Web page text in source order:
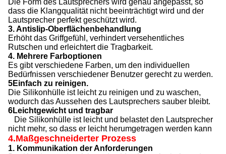
Die Form des Lautsprechers wird genau angepasst, so
dass die Klangqualität nicht beeinträchtigt wird und der
Lautsprecher perfekt geschützt wird.
3. Antislip-Oberflächenbehandlung
Erhöht das Griffgefühl, verhindert versehentliches
Rutschen und erleichtert die Tragbarkeit.
4. Mehrere Farboptionen
Es gibt verschiedene Farben, um den individuellen
Bedürfnissen verschiedener Benutzer gerecht zu werden.
5Einfach zu reinigen.
Die Silikonhülle ist leicht zu reinigen und zu waschen,
wodurch das Aussehen des Lautsprechers sauber bleibt.
6Leichtgewicht und tragbar
Die Silikonhülle ist leicht und belastet den Lautsprecher
nicht mehr, so dass er leicht herumgetragen werden kann
4.Maßgeschneiderter Prozess
1. Kommunikation der Anforderungen